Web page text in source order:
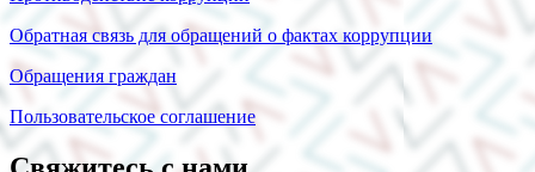
Обратная связь для обращений о фактах коррупции
Обращения граждан
Пользовательское соглашение